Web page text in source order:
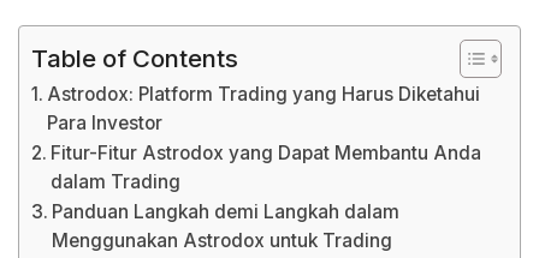
Table of Contents
Astrodox: Platform Trading yang Harus Diketahui
Para Investor
Fitur-Fitur Astrodox yang Dapat Membantu Anda
dalam Trading
Panduan Langkah demi Langkah dalam
Menggunakan Astrodox untuk Trading